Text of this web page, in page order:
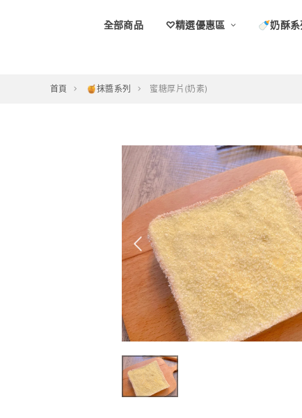
全部商品 ♡精選優惠區 🍼奶酥系
首頁 🍯抹醬系列 蜜糖厚片(奶素)